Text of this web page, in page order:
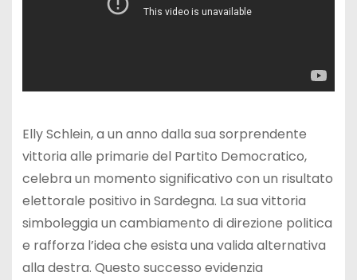
Elly Schlein, a un anno dalla sua sorprendente
vittoria alle primarie del Partito Democratico,
celebra un momento significativo con un risultato
elettorale positivo in Sardegna. La sua vittoria
simboleggia un cambiamento di direzione politica
e rafforza l’idea che esista una valida alternativa
alla destra. Questo successo evidenzia